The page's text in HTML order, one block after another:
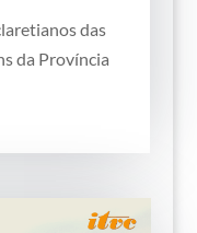
das
da Província